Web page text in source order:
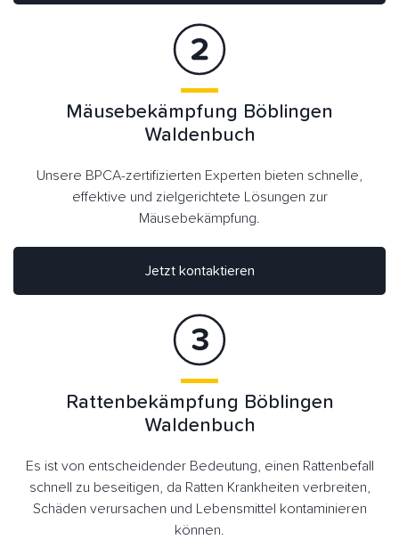
Jetzt kontaktieren
Mäusebekämpfung Böblingen
Waldenbuch
Unsere BPCA-zertifizierten Experten bieten schnelle,
effektive und zielgerichtete Lösungen zur
Mäusebekämpfung.
Rattenbekämpfung Böblingen
Waldenbuch
Es ist von entscheidender Bedeutung, einen Rattenbefall
schnell zu beseitigen, da Ratten Krankheiten verbreiten,
Schäden verursachen und Lebensmittel kontaminieren
können.